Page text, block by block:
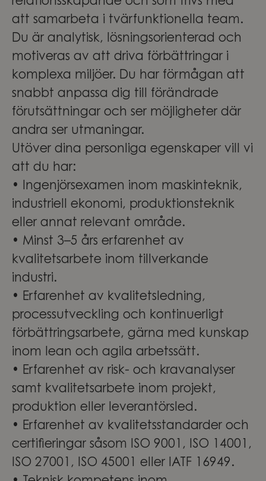
att samarbeta i tvärfunktionella team.
Du är analytisk, lösningsorienterad och
motiveras av att driva förbättringar i
komplexa miljöer. Du har förmågan att
snabbt anpassa dig till förändrade
förutsättningar och ser möjligheter där
andra ser utmaningar.
Utöver dina personliga egenskaper vill vi
att du har:
• Ingenjörsexamen inom maskinteknik,
industriell ekonomi, produktionsteknik
eller annat relevant område.
• Minst 3–5 års erfarenhet av
kvalitetsarbete inom tillverkande
industri.
• Erfarenhet av kvalitetsledning,
processutveckling och kontinuerligt
förbättringsarbete, gärna med kunskap
inom lean och agila arbetssätt.
• Erfarenhet av risk- och kravanalyser
samt kvalitetsarbete inom projekt,
produktion eller leverantörsled.
• Erfarenhet av kvalitetsstandarder och
certifieringar såsom ISO 9001, ISO 14001,
ISO 27001, ISO 45001 eller IATF 16949.